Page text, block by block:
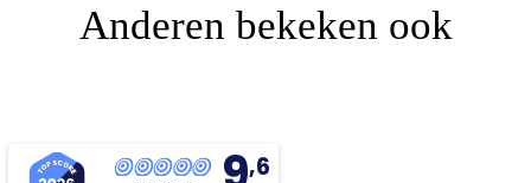
Anderen bekeken ook
,6